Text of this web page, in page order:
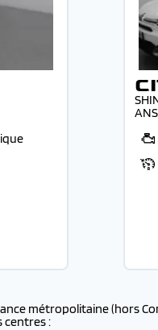
métropolitaine (hors
centres :